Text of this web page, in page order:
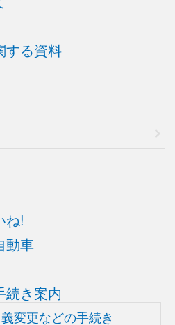
する資料
ね!
動車
続き案内
変更などの手続き